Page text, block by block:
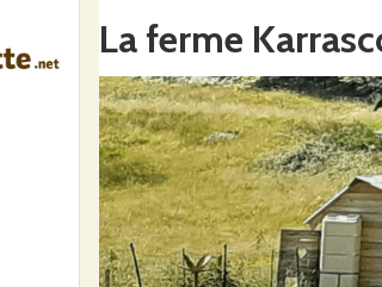
La ferme